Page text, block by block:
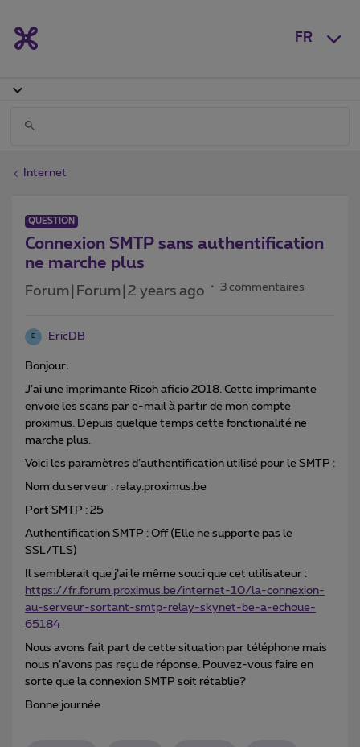
FR
Internet
QUESTION
Connexion SMTP sans authentification
ne marche plus
Forum|Forum|2 years ago 3 commentaires
E EricDB
Bonjour,
J’ai une imprimante Ricoh aficio 2018. Cette imprimante
envoie les scans par e-mail à partir de mon compte
proximus. Depuis quelque temps cette fonctionalité ne
marche plus.
Voici les paramètres d’authentification utilisé pour le SMTP :
Nom du serveur : relay.proximus.be
Port SMTP : 25
Authentification SMTP : Off (Elle ne supporte pas le
SSL/TLS)
Il semblerait que j’ai le même souci que cet utilisateur :
https://fr.forum.proximus.be/internet-10/la-connexion-
au-serveur-sortant-smtp-relay-skynet-be-a-echoue-
65184
Nous avons fait part de cette situation par téléphone mais
nous n’avons pas reçu de réponse. Pouvez-vous faire en
sorte que la connexion SMTP soit rétablie?
Bonne journée